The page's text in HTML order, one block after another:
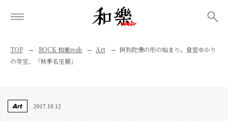
TOP ROCK 和樂web Art
阿弥陀像の形の始まり。皇室ゆかり
の寺宝、「秋季名宝展」
Art 2017.10.12